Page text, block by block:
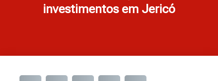
investimentos em Jericó